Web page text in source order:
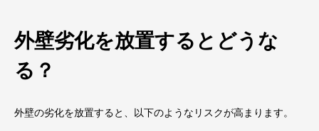
外壁劣化を放置するとどうな
る？
外壁の劣化を放置すると、以下のようなリスクが高まります。